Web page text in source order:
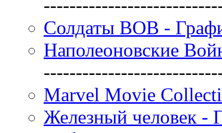
Солдаты ВОВ -
Наполеоновские
Marvel Movie
Железный человек -